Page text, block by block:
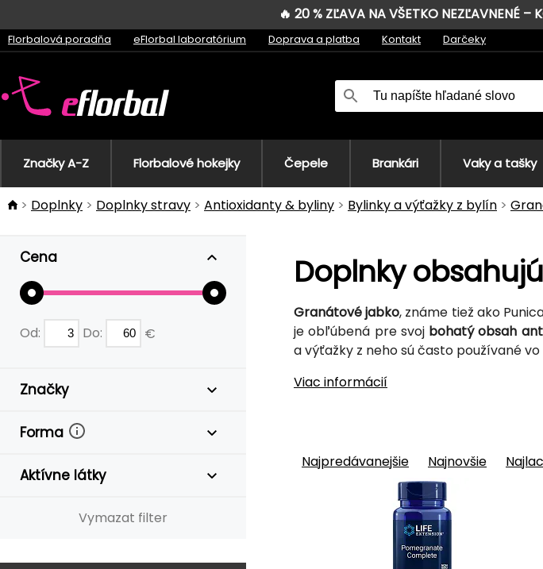
🔥 20 % ZĽAVA NA VŠETKO NEZĽAVNENÉ –
Florbalová poradňa eFlorbal laboratórium Doprava a platba Kontakt Darčeky
Značky A-Z Florbalové hokejky Čepele Brankári Vaky a tašky
Doplnky Doplnky stravy Antioxidanty & byliny Bylinky a výťažky z bylín
Cena
Od: Do: €
Značky
Forma
Aktívne látky
Vymazat filter
Doplnky
Granátové jabko, známe tiež ako
je obľúbená pre svoj bohatý obsah
a výťažky z neho sú často používané
Viac informácií
Najpredávanejšie Najnovšie